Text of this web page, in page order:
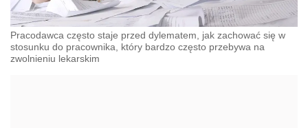
Pracodawca często staje przed dylematem, jak zachować się w
stosunku do pracownika, który bardzo często przebywa na
zwolnieniu lekarskim